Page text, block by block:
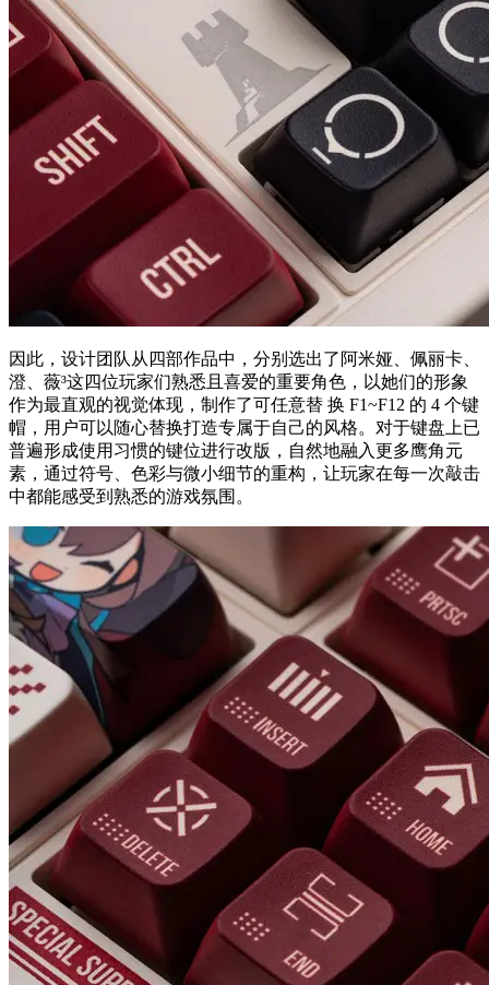
因此，设计团队从四部作品中，分别选出了阿米娅、佩丽卡、
澄、薇³这四位玩家们熟悉且喜爱的重要角色，以她们的形象
作为最直观的视觉体现，制作了可任意替 换 F1~F12 的 4 个键
帽，用户可以随心替换打造专属于自己的风格。对于键盘上已
普遍形成使用习惯的键位进行改版，自然地融入更多鹰角元
素，通过符号、色彩与微小细节的重构，让玩家在每一次敲击
中都能感受到熟悉的游戏氛围。